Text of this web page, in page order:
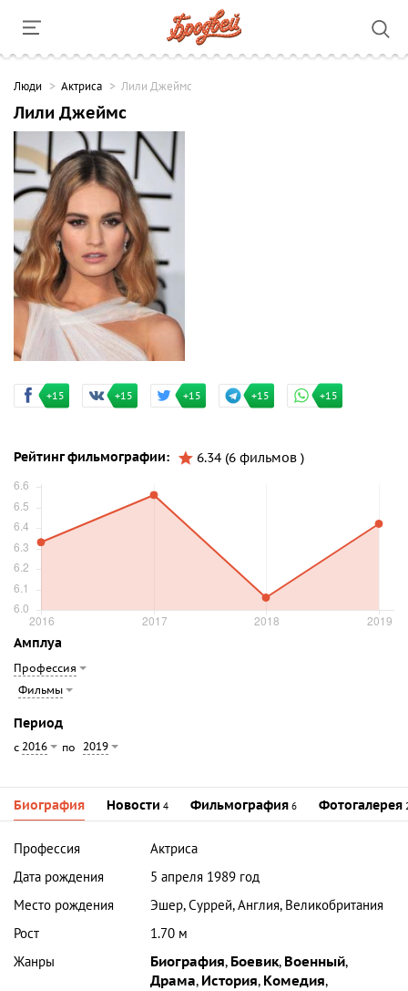
Люди Актриса Лили Джеймс
Лили Джеймс
+15 +15 +15 +15 +15
Рейтинг фильмографии: 6.34 (6 фильмов )
Амплуа
Профессия
Фильмы
Период
с 2016 по 2019
Биография Новости 4 Фильмография 6 Фотогалерея
Профессия
Актриса
Дата рождения
5 апреля 1989 год
Место рождения
Эшер, Суррей, Англия, Великобритания
Рост
1.70 м
Жанры
Биография, Боевик, Военный,
Драма, История, Комедия,